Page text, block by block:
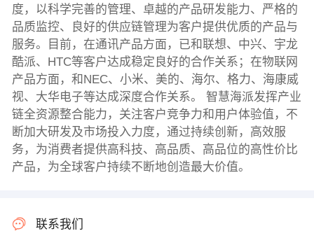
度，以科学完善的管理、卓越的产品研发能力、严格的
品质监控、良好的供应链管理为客户提供优质的产品与
服务。目前，在通讯产品方面，已和联想、中兴、宇龙
酷派、HTC等客户达成稳定良好的合作关系；在物联网
产品方面，和NEC、小米、美的、海尔、格力、海康威
视、大华电子等达成深度合作关系。 智慧海派发挥产业
链全资源整合能力，关注客户竞争力和用户体验值，不
断加大研发及市场投入力度，通过持续创新，高效服
务，为消费者提供高科技、高品质、高品位的高性价比
产品，为全球客户持续不断地创造最大价值。
联系我们